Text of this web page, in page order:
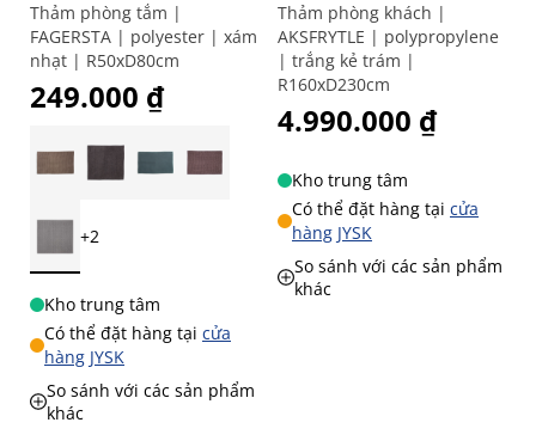
Thảm phòng tắm |
FAGERSTA | polyester | xám
nhạt | R50xD80cm
249.000 ₫
+2
Kho trung tâm
Có thể đặt hàng tại cửa
hàng JYSK
So sánh với các sản phẩm
khác
Thảm phòng khách |
AKSFRYTLE | polypropylene
| trắng kẻ trám |
R160xD230cm
4.990.000 ₫
Kho trung tâm
Có thể đặt hàng tại cửa
hàng JYSK
So sánh với các sản phẩm
khác